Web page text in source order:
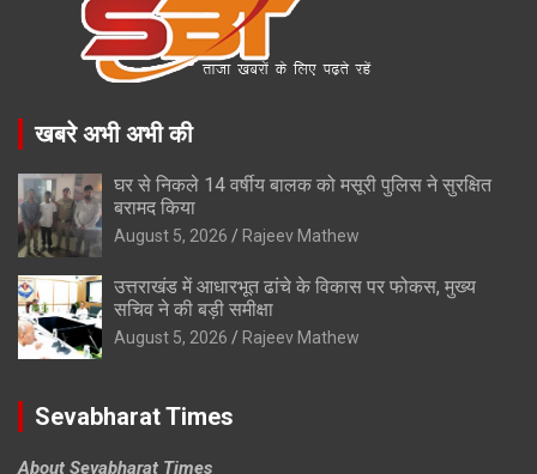
खबरे अभी अभी की
घर से निकले 14 वर्षीय बालक को मसूरी पुलिस ने सुरक्षित
बरामद किया
August 5, 2026 Rajeev Mathew
उत्तराखंड में आधारभूत ढांचे के विकास पर फोकस, मुख्य
सचिव ने की बड़ी समीक्षा
August 5, 2026 Rajeev Mathew
Sevabharat Times
About Sevabharat Times